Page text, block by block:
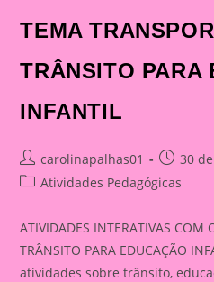
TEMA
TRÂNSITO PARA
INFANTIL
Post
author:
carolinapalhas01
Post
published:
30
PostAtividades Pedagógicas
ATIVIDADES INTERATIVAS COM
TRÂNSITO PARA EDUCAÇÃO
atividades sobre trânsito,